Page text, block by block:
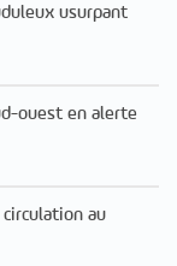
usurpant
ouest en alerte
au